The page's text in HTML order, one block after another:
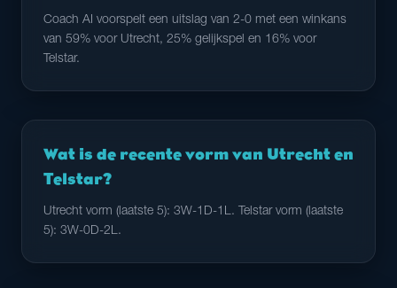
Coach AI voorspelt een uitslag van 2-0 met een winkans
van 59% voor Utrecht, 25% gelijkspel en 16% voor
Telstar.
Wat is de recente vorm van Utrecht en
Telstar?
Utrecht vorm (laatste 5): 3W-1D-1L. Telstar vorm (laatste
5): 3W-0D-2L.